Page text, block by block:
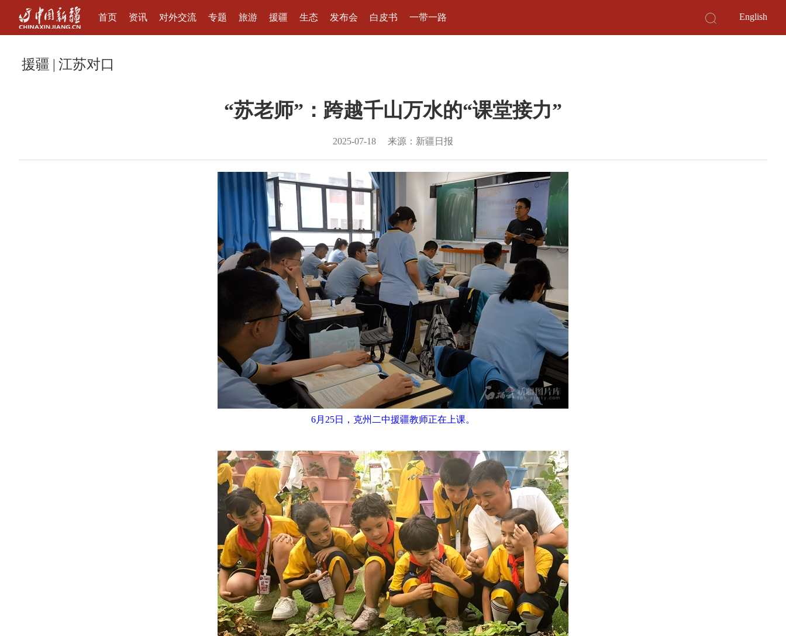
首页 资讯 对外交流 专题 旅游 援疆 生态 发布会 白皮书 一带一路 English
援疆 | 江苏对口
“苏老师”：跨越千山万水的“课堂接力”
2025-07-18 来源：新疆日报
6月25日，克州二中援疆教师正在上课。